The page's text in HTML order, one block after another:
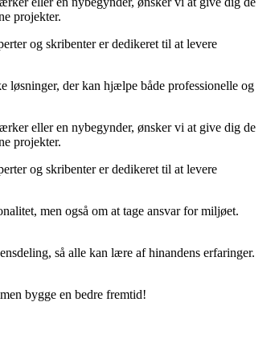
projekter.
og skribenter er dedikeret til at levere
løsninger, der kan hjælpe både professionelle og
eller en nybegynder, ønsker vi at give dig de
projekter.
og skribenter er dedikeret til at levere
men også om at tage ansvar for miljøet.
så alle kan lære af hinandens erfaringer.
bygge en bedre fremtid!